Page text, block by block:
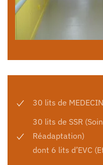
30 lits de
30 lits de SSR
Réadaptation)
dont 6 lits d’EVC